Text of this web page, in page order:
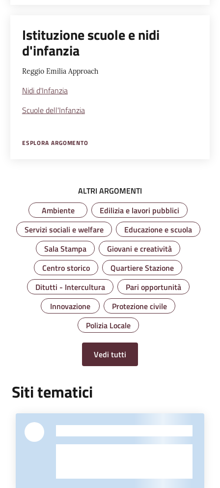
Istituzione scuole e nidi
d'infanzia
Reggio Emilia Approach
Nidi d'Infanzia
Scuole dell'Infanzia
ESPLORA ARGOMENTO
ALTRI ARGOMENTI
Ambiente
Edilizia e lavori pubblici
Servizi sociali e welfare
Educazione e scuola
Sala Stampa
Giovani e creatività
Centro storico
Quartiere Stazione
Ditutti - Intercultura
Pari opportunità
Innovazione
Protezione civile
Polizia Locale
Vedi tutti
Siti tematici